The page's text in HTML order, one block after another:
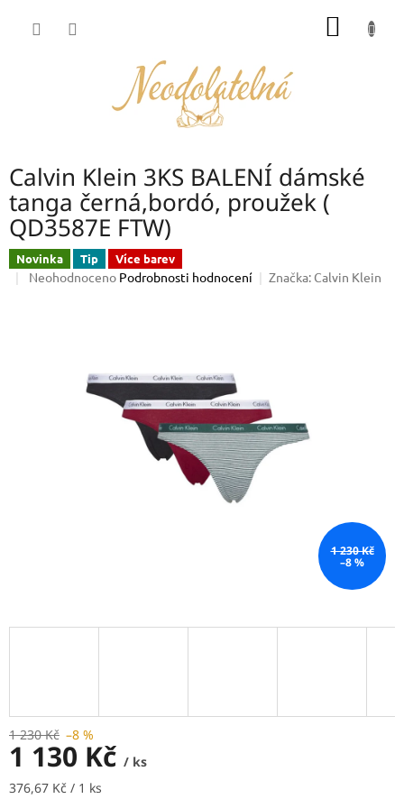
Calvin Klein 3KS BALENÍ dámské
tanga černá,bordó, proužek (
QD3587E FTW)
Novinka Tip Více barev
Průměrné
hvězdiček.
Neohodnoceno Podrobnosti hodnocení Značka: Calvin Klein
1 230 Kč
–8 %
1 230 Kč –8 %
1 130 Kč / ks
Měrná
376,67 Kč / 1 ks